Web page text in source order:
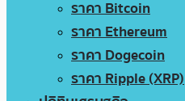
ราคา Bitcoin
ราคา Ethereum
ราคา Dogecoin
ราคา Ripple (XRP)